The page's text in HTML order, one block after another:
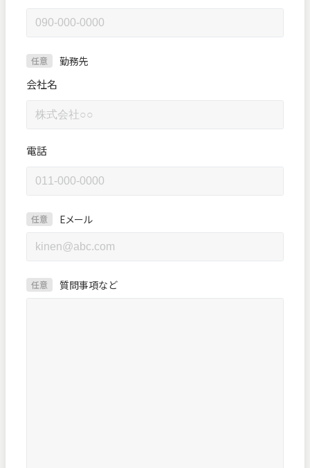
任意 勤務先
会社名
電話
任意 Eメール
任意 質問事項など